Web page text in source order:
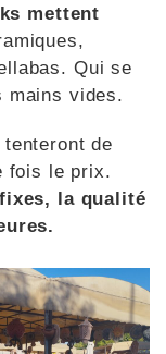
mettent
Qui se
mains vides.
de
fois le prix.
la qualité